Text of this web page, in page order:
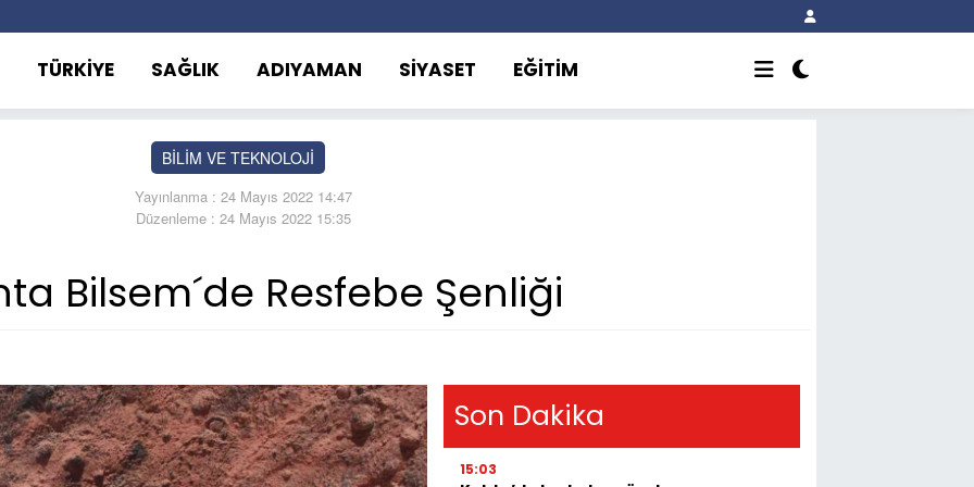
TÜRKİYE SAĞLIK ADIYAMAN SİYASET EĞİTİM
BİLİM VE TEKNOLOJİ
Yayınlanma : 24 Mayıs 2022 14:47
Düzenleme : 24 Mayıs 2022 15:35
Bilsem´de Resfebe Şenliği
Son Dakika
15:03